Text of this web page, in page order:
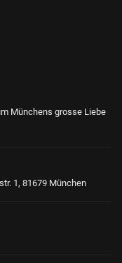
Münchens grosse Liebe
1, 81679 München